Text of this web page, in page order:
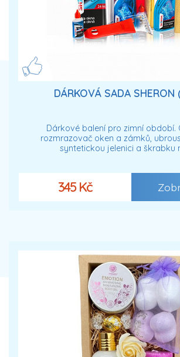
DÁRKOVÁ SADA SHERON
Dárkové balení pro zimní období.
rozmrazovač oken a zámků,
syntetickou jelenici a škrabku
345 Kč